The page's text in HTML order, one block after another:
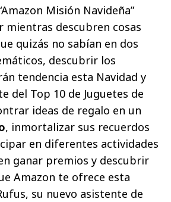
Misión Navideña”
descubren cosas
quizás no sabían en dos
descubrir los
tendencia esta Navidad y
del Top 10 de Juguetes de
ideas de regalo en un
, inmortalizar sus recuerdos
en diferentes actividades
ganar premios y descubrir
Amazon te ofrece esta
su nuevo asistente de